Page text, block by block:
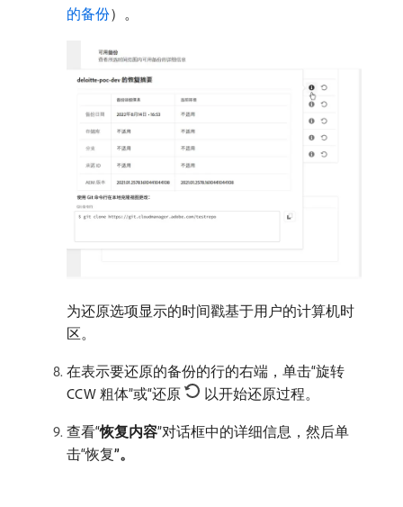
的备份）。
为还原选项显示的时间戳基于用户的计算机时
区。
在表示要还原的备份的行的右端，单击“旋转
CCW 粗体”或“还原
以开始还原过程。
查看“恢复内容”对话框中的详细信息，然后单
击“恢复​”。